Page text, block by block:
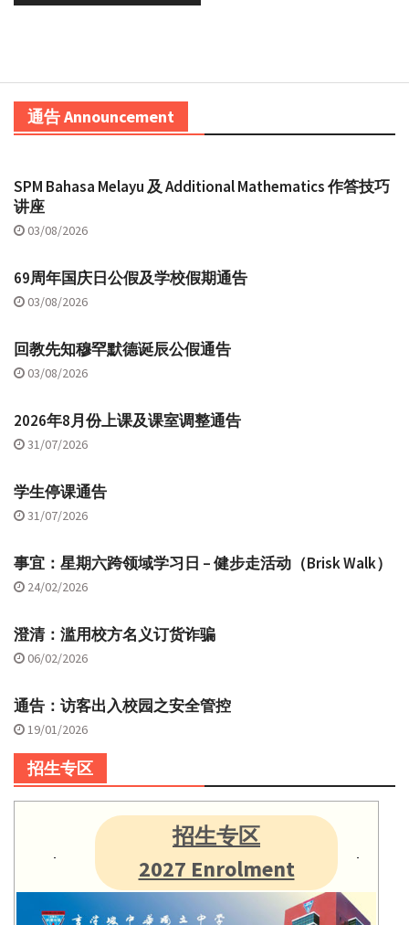
通告 Announcement
SPM Bahasa Melayu 及 Additional Mathematics 作答技巧
讲座
03/08/2026
69周年国庆日公假及学校假期通告
03/08/2026
回教先知穆罕默德诞辰公假通告
03/08/2026
2026年8月份上课及课室调整通告
31/07/2026
学生停课通告
31/07/2026
事宜：星期六跨领域学习日 – 健步走活动（Brisk Walk）
24/02/2026
澄清：滥用校方名义订货诈骗
06/02/2026
通告：访客出入校园之安全管控
19/01/2026
招生专区
招生专区
2027 Enrolment